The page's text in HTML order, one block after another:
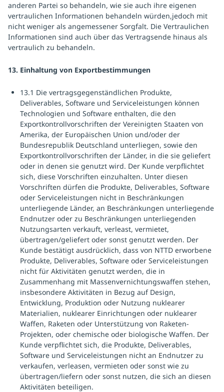
anderen Partei so behandeln, wie sie auch ihre eigenen
vertraulichen Informationen behandeln würden,jedoch mit
nicht weniger als angemessener Sorgfalt. Die Vertraulichen
Informationen sind auch über das Vertragsende hinaus als
vertraulich zu behandeln.
13. Einhaltung von Exportbestimmungen
13.1 Die vertragsgegenständlichen Produkte,
Deliverables, Software und Serviceleistungen können
Technologien und Software enthalten, die den
Exportkontrollvorschriften der Vereinigten Staaten von
Amerika, der Europäischen Union und/oder der
Bundesrepublik Deutschland unterliegen, sowie den
Exportkontrollvorschriften der Länder, in die sie geliefert
oder in denen sie genutzt wird. Der Kunde verpflichtet
sich, diese Vorschriften einzuhalten. Unter diesen
Vorschriften dürfen die Produkte, Deliverables, Software
oder Serviceleistungen nicht in Beschränkungen
unterliegende Länder, an Beschränkungen unterliegende
Endnutzer oder zu Beschränkungen unterliegenden
Nutzungsarten verkauft, verleast, vermietet,
übertragen/geliefert oder sonst genutzt werden. Der
Kunde bestätigt ausdrücklich, dass von NTTD erworbene
Produkte, Deliverables, Software oder Serviceleistungen
nicht für Aktivitäten genutzt werden, die in
Zusammenhang mit Massenvernichtungswaffen stehen,
insbesondere Aktivitäten in Bezug auf Design,
Entwicklung, Produktion oder Nutzung nuklearer
Materialien, nuklearer Einrichtungen oder nuklearer
Waffen, Raketen oder Unterstützung von Raketen-
Projekten, oder chemische oder biologische Waffen. Der
Kunde verpflichtet sich, die Produkte, Deliverables,
Software und Serviceleistungen nicht an Endnutzer zu
verkaufen, verleasen, vermieten oder sonst wie zu
übertragen/liefern oder sonst nutzen, die sich an diesen
Aktivitäten beteiligen.